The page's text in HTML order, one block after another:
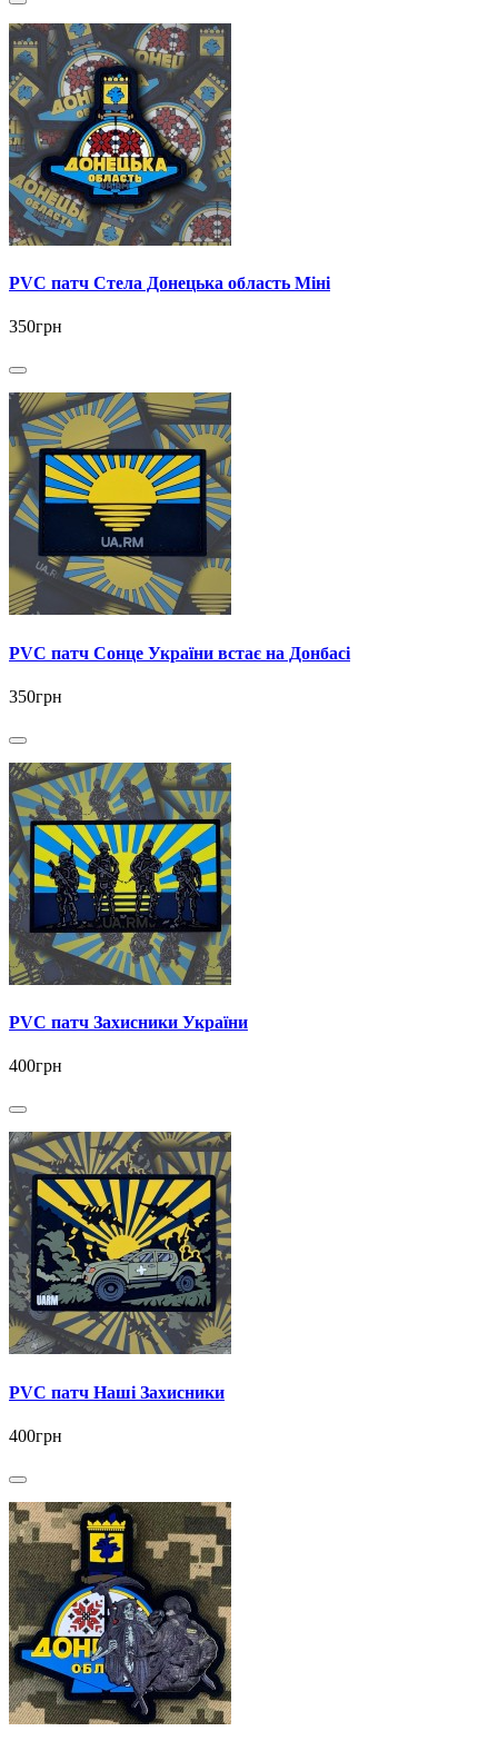
PVC патч Стела Донецька область Міні
350грн
PVC патч Сонце України встає на Донбасі
350грн
PVC патч Захисники України
400грн
PVC патч Наші Захисники
400грн